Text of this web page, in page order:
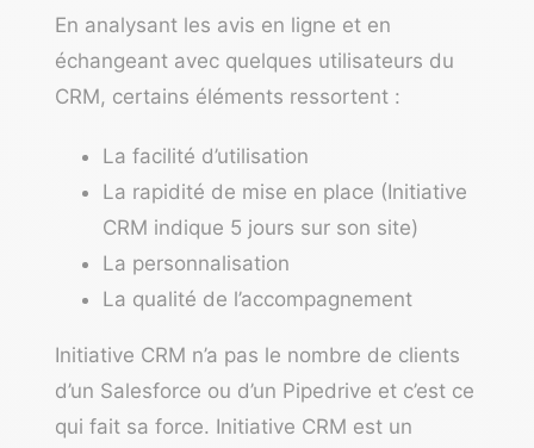
En analysant les avis en ligne et en
échangeant avec quelques utilisateurs du
CRM, certains éléments ressortent :
La facilité d’utilisation
La rapidité de mise en place (Initiative
CRM indique 5 jours sur son site)
La personnalisation
La qualité de l’accompagnement
Initiative CRM n’a pas le nombre de clients
d’un Salesforce ou d’un Pipedrive et c’est ce
qui fait sa force. Initiative CRM est un